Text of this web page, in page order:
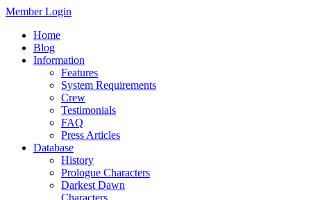
Member Login
Home
Blog
Information
Features
System Requirements
Crew
Testimonials
FAQ
Press Articles
Database
History
Prologue Characters
Darkest Dawn
Characters